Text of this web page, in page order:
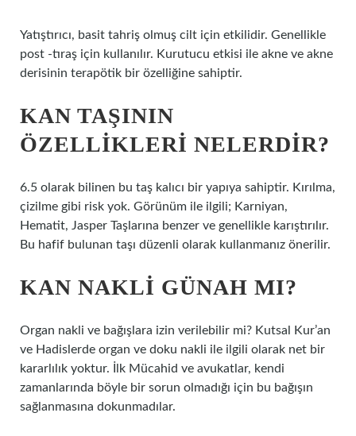
Yatıştırıcı, basit tahriş olmuş cilt için etkilidir. Genellikle
post -tıraş için kullanılır. Kurutucu etkisi ile akne ve akne
derisinin terapötik bir özelliğine sahiptir.
KAN TAŞININ
ÖZELLIKLERI NELERDIR?
6.5 olarak bilinen bu taş kalıcı bir yapıya sahiptir. Kırılma,
çizilme gibi risk yok. Görünüm ile ilgili; Karniyan,
Hematit, Jasper Taşlarına benzer ve genellikle karıştırılır.
Bu hafif bulunan taşı düzenli olarak kullanmanız önerilir.
KAN NAKLI GÜNAH MI?
Organ nakli ve bağışlara izin verilebilir mi? Kutsal Kur’an
ve Hadislerde organ ve doku nakli ile ilgili olarak net bir
kararlılık yoktur. İlk Mücahid ve avukatlar, kendi
zamanlarında böyle bir sorun olmadığı için bu bağışın
sağlanmasına dokunmadılar.